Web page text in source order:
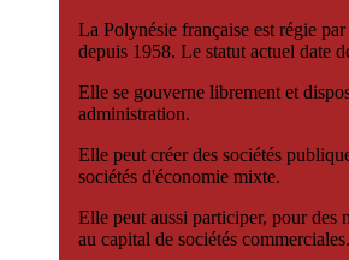
La Polynésie française est régie
depuis 1958. Le statut actuel date
Elle se gouverne librement et
administration.
Elle peut créer des sociétés
sociétés d'économie mixte.
Elle peut aussi participer, pour des
au capital de sociétés commerciales.